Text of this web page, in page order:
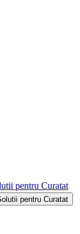
pentru Curatat
pentru Curatat